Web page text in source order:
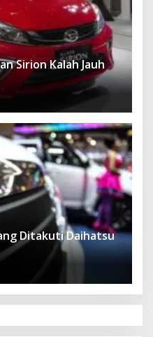
Sirion Kalah Jauh
Ditakuti Daihatsu